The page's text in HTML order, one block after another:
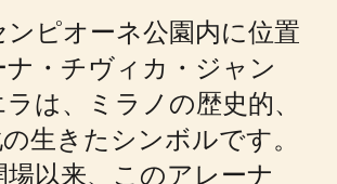
ンピオーネ公園内に位置
・チヴィカ・ジャン
は、ミラノの歴史的、
生きたシンボルです。
場以来、このアレーナ